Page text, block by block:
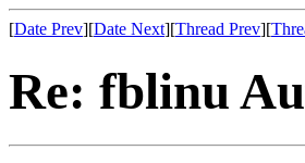
[Date Prev][Date Next][Thread Prev][
Re: fblinu